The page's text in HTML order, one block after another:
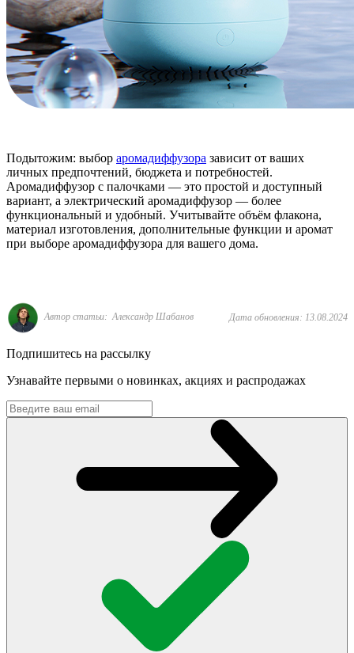
Подытожим: выбор аромадиффузора зависит от ваших
личных предпочтений, бюджета и потребностей.
Аромадиффузор с палочками — это простой и доступный
вариант, а электрический аромадиффузор — более
функциональный и удобный. Учитывайте объём флакона,
материал изготовления, дополнительные функции и аромат
при выборе аромадиффузора для вашего дома.
Автор статьи: Александр Шабанов Дата обновления: 13.08.2024
Подпишитесь на рассылку
Узнавайте первыми о новинках, акциях и распродажах